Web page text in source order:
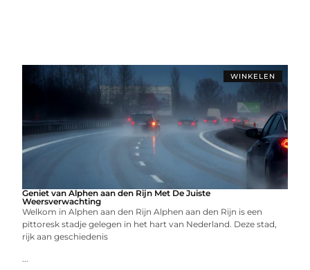
WINKELEN
Geniet van Alphen aan den Rijn Met De Juiste
Weersverwachting
Welkom in Alphen aan den Rijn Alphen aan den Rijn is een
pittoresk stadje gelegen in het hart van Nederland. Deze stad,
rijk aan geschiedenis
...